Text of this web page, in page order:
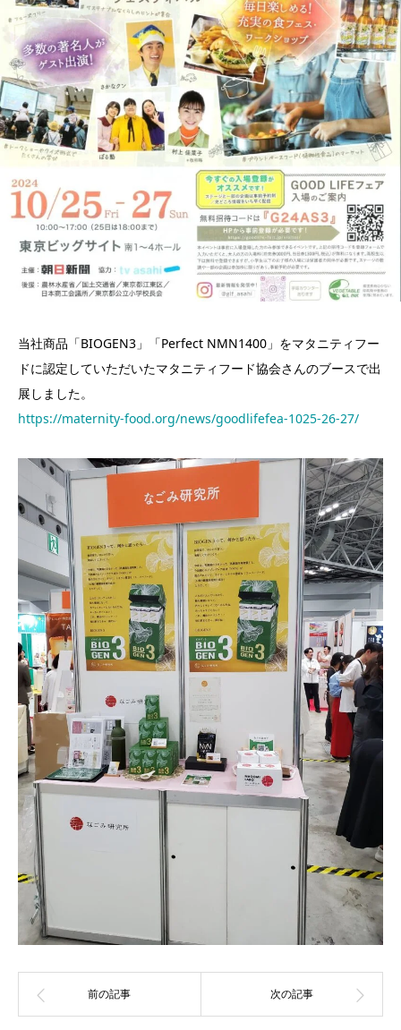
当社商品「BIOGEN3」「Perfect NMN1400」をマタニティフー
ドに認定していただいたマタニティフード協会さんのブースで出
展しました。
https://maternity-food.org/news/goodlifefea-1025-26-27/